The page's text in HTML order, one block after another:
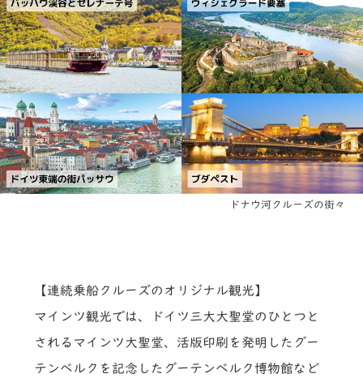
ドナウ河クルーズの街々
【連続乗船クルーズのオリジナル観光】
マインツ観光では、ドイツ三大大聖堂のひとつと
されるマインツ大聖堂、活版印刷を発明したグー
テンベルクを記念したグーテンベルク博物館など